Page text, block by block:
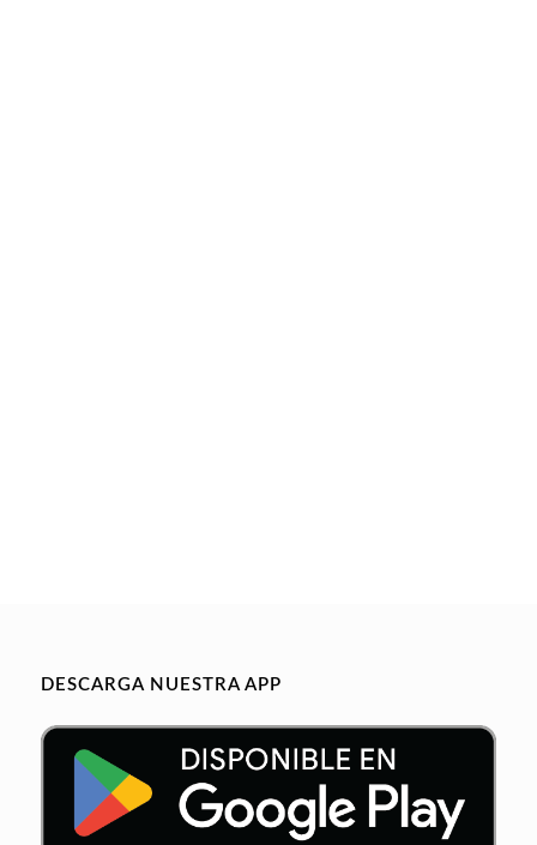
DESCARGA NUESTRA APP